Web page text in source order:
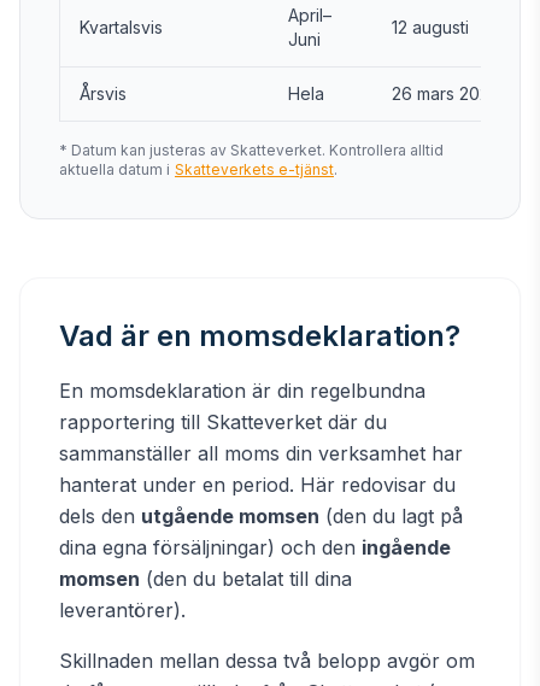
Kvartalsvis
April–
Juni
12 augusti
Årsvis Hela 26 mars 2027
* Datum kan justeras av Skatteverket. Kontrollera alltid
aktuella datum i Skatteverkets e-tjänst.
Vad är en momsdeklaration?
En momsdeklaration är din regelbundna
rapportering till Skatteverket där du
sammanställer all moms din verksamhet har
hanterat under en period. Här redovisar du
dels den utgående momsen (den du lagt på
dina egna försäljningar) och den ingående
momsen (den du betalat till dina
leverantörer).
Skillnaden mellan dessa två belopp avgör om